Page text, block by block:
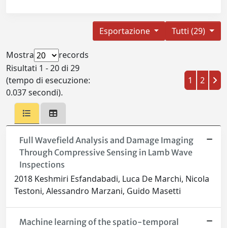
Tutti (29)
Esportazione
Mostra
records
Risultati 1 - 20 di 29
(tempo di esecuzione:
0.037 secondi).
1 2
Full Wavefield Analysis and Damage Imaging
Through Compressive Sensing in Lamb Wave
Inspections
2018 Keshmiri Esfandabadi, Luca De Marchi, Nicola
Testoni, Alessandro Marzani, Guido Masetti
Machine learning of the spatio-temporal